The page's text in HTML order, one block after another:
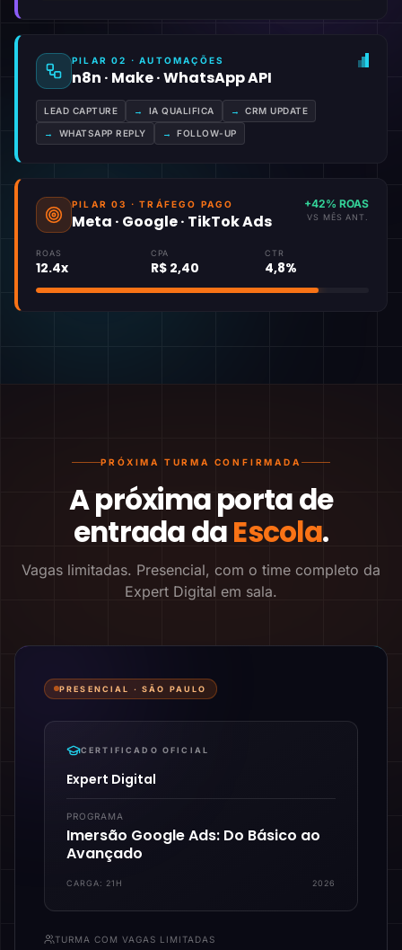
PILAR 02 · AUTOMAÇÕES
n8n · Make · WhatsApp API
LEAD CAPTURE → IA QUALIFICA → CRM UPDATE
→ WHATSAPP REPLY → FOLLOW-UP
PILAR 03 · TRÁFEGO PAGO
Meta · Google · TikTok Ads
+42% ROAS
VS MÊS ANT.
ROAS
12.4x
CPA
R$ 2,40
CTR
4,8%
PRÓXIMA TURMA CONFIRMADA
A próxima porta de
entrada daEscola.
Vagas limitadas. Presencial, com o time completo da
Expert Digital em sala.
PRESENCIAL ·SÃO PAULO
CERTIFICADO OFICIAL
Expert Digital
PROGRAMA
Imersão Google Ads: Do Básico ao
Avançado
CARGA: 21H 2026
TURMA COM VAGAS LIMITADAS